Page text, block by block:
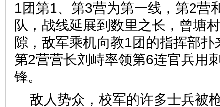
1团第1、第3营为第一线，第2营
队，战线延展到数里之长，曾塘
隙，敌军乘机向教1团的指挥部
第2营营长刘峙率领第6连官兵用
锋。
敌人势众，校军的许多士兵被